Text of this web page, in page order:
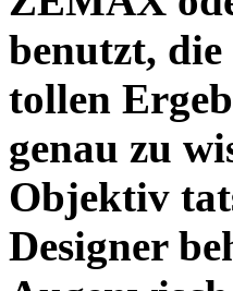
benutzt, die
tollen
genau zu
Objektiv
Designer